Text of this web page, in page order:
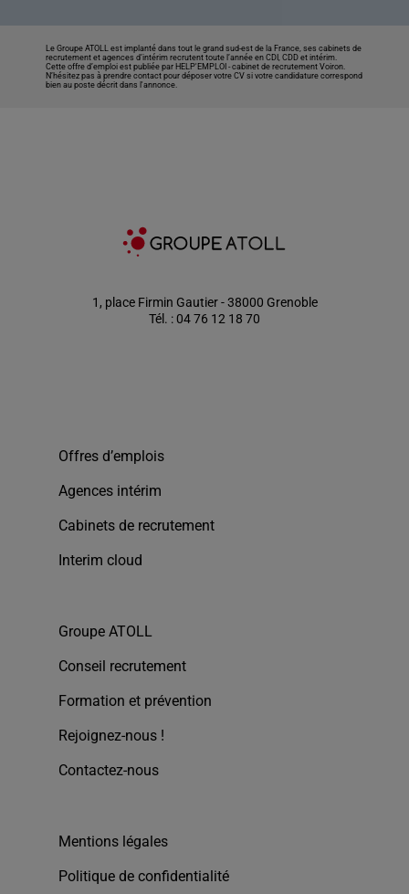
Le Groupe ATOLL est implanté dans tout le grand sud-est de la France, ses cabinets de
recrutement et agences d’intérim recrutent toute l’année en CDI, CDD et intérim.
Cette offre d’emploi est publiée par HELP'EMPLOI -cabinet de recrutement Voiron.
N’hésitez pas à prendre contact pour déposer votre CV si votre candidature correspond
bien au poste décrit dans l'annonce.
1, place Firmin Gautier - 38000 Grenoble
Tél. : 04 76 12 18 70
Offres d’emplois
Agences intérim
Cabinets de recrutement
Interim cloud
Groupe ATOLL
Conseil recrutement
Formation et prévention
Rejoignez-nous !
Contactez-nous
Mentions légales
Politique de confidentialité